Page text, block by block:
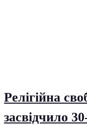
Релігійна
засвідчило